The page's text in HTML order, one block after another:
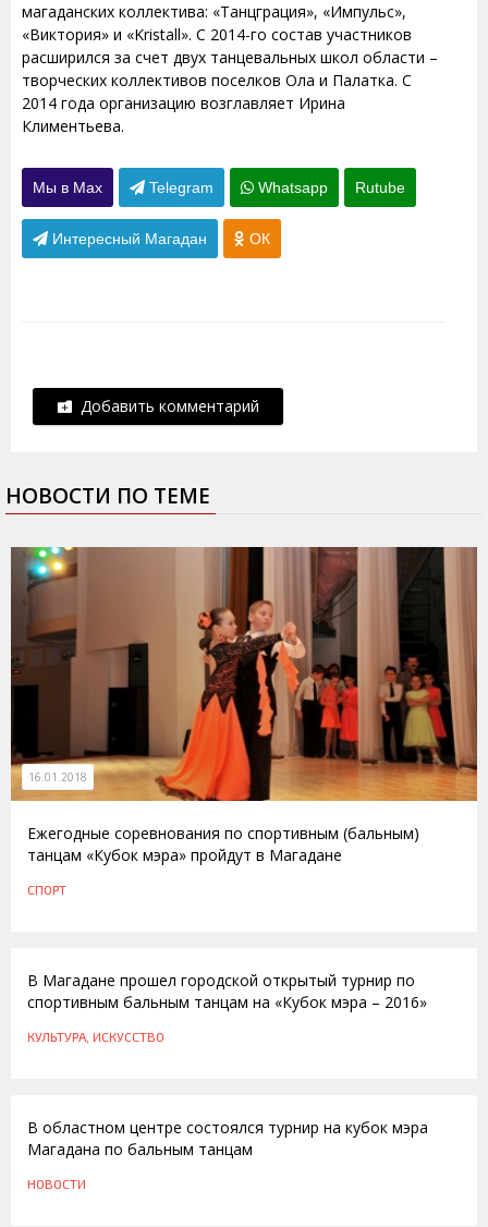
магаданских коллектива: «Танцграция», «Импульс»,
«Виктория» и «Kristall». С 2014-го состав участников
расширился за счет двух танцевальных школ области –
творческих коллективов поселков Ола и Палатка. С
2014 года организацию возглавляет Ирина
Климентьева.
Мы в Max Telegram Whatsapp Rutube
Интересный Магадан ОК
Добавить комментарий
НОВОСТИ ПО ТЕМЕ
16.01.2018
Ежегодные соревнования по спортивным (бальным)
танцам «Кубок мэра» пройдут в Магадане
СПОРТ
В Магадане прошел городской открытый турнир по
спортивным бальным танцам на «Кубок мэра – 2016»
КУЛЬТУРА, ИСКУССТВО
В областном центре состоялся турнир на кубок мэра
Магадана по бальным танцам
НОВОСТИ